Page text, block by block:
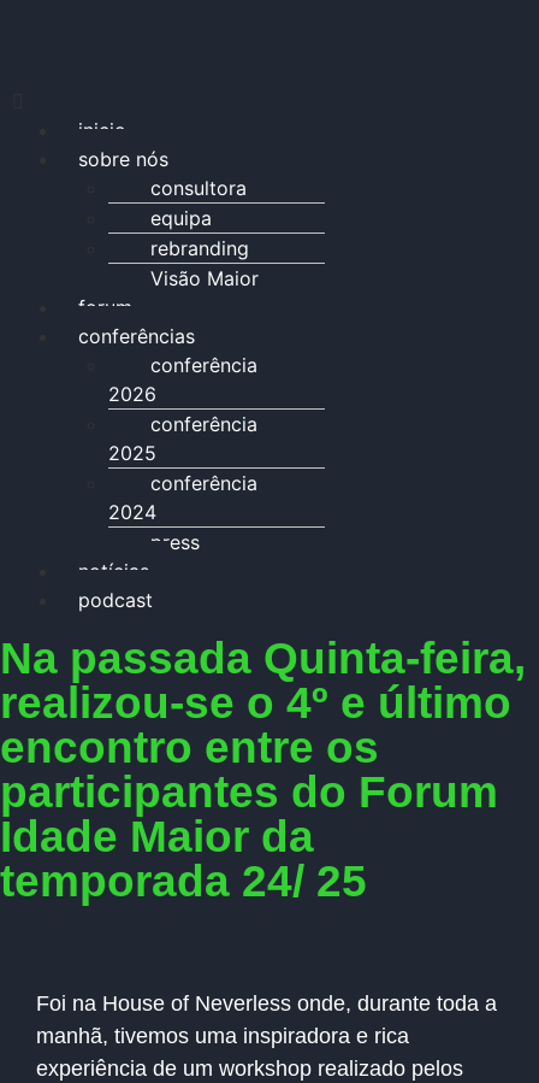
inicio
sobre nós
consultora
equipa
rebranding
Visão Maior
forum
conferências
conferência
2026
conferência
2025
conferência
2024
press
notícias
podcast
Na passada Quinta-feira,
realizou-se o 4º e último
encontro entre os
participantes do Forum
Idade Maior da
temporada 24/ 25
Foi na House of Neverless onde, durante toda a
manhã, tivemos uma inspiradora e rica
experiência de um workshop realizado pelos